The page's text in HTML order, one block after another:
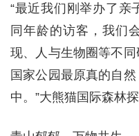
“最近我们刚举办了亲
同年龄的访客，我们
现、人与生物圈等不
国家公园最原真的自
中。”大熊猫国际森林